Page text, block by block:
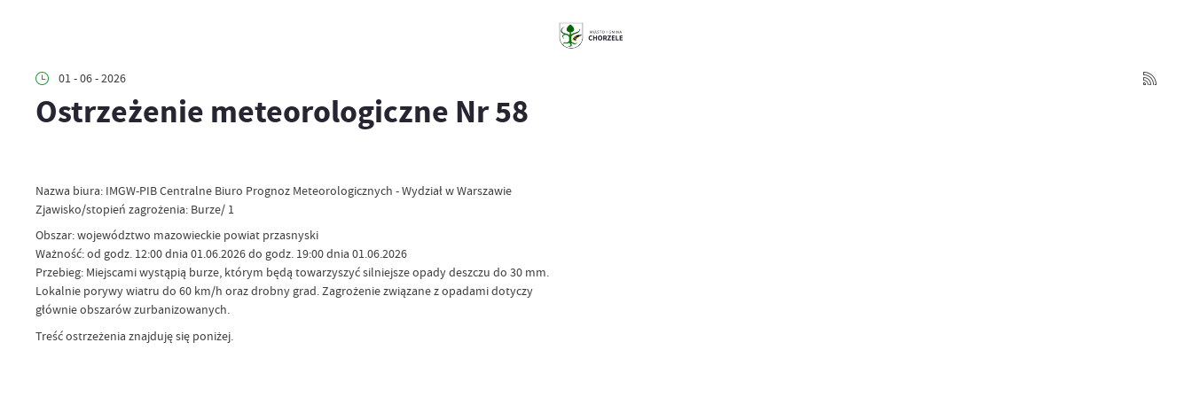
01 - 06 - 2026
Ostrzeżenie meteorologiczne Nr 58
Nazwa biura: IMGW-PIB Centralne Biuro Prognoz Meteorologicznych - Wydział w Warszawie
Zjawisko/stopień zagrożenia: Burze/ 1
Obszar: województwo mazowieckie powiat przasnyski
Ważność: od godz. 12:00 dnia 01.06.2026 do godz. 19:00 dnia 01.06.2026
Przebieg: Miejscami wystąpią burze, którym będą towarzyszyć silniejsze opady deszczu do 30 mm.
Lokalnie porywy wiatru do 60 km/h oraz drobny grad. Zagrożenie związane z opadami dotyczy
głównie obszarów zurbanizowanych.
Treść ostrzeżenia znajduję się poniżej.